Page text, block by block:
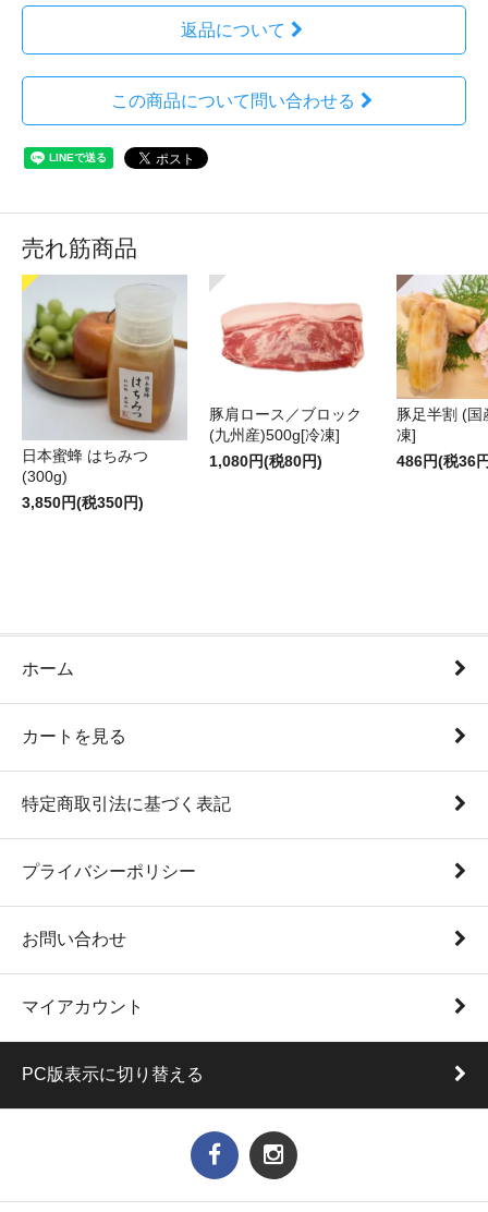
返品について
この商品について問い合わせる
売れ筋商品
日本蜜蜂 はちみつ
(300g)
3,850円(税350円)
豚肩ロース／ブロック
(九州産)500g[冷凍]
1,080円(税80円)
豚足半割 (国
凍]
486円(税36
ホーム
カートを見る
特定商取引法に基づく表記
プライバシーポリシー
お問い合わせ
マイアカウント
PC版表示に切り替える